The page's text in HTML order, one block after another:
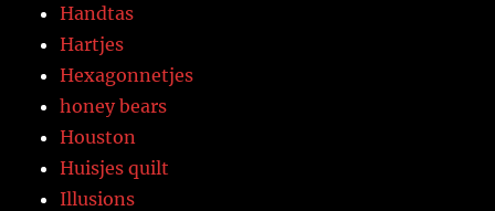
Handtas
Hartjes
Hexagonnetjes
honey bears
Houston
Huisjes quilt
Illusions